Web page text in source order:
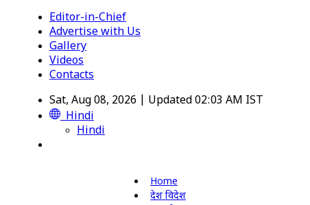
Editor-in-Chief
Advertise with Us
Gallery
Videos
Contacts
Sat, Aug 08, 2026 | Updated 02:03 AM IST
Hindi
Hindi
Home
देश विदेश